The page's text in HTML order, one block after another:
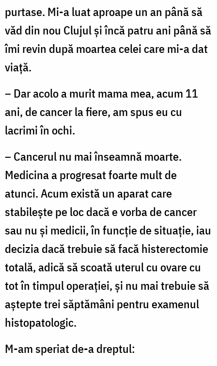
purtase. Mi-a luat aproape un an până să
văd din nou Clujul și încă patru ani până să
îmi revin după moartea celei care mi-a dat
viață.
– Dar acolo a murit mama mea, acum 11
ani, de cancer la fiere, am spus eu cu
lacrimi în ochi.
– Cancerul nu mai înseamnă moarte.
Medicina a progresat foarte mult de
atunci. Acum există un aparat care
stabilește pe loc dacă e vorba de cancer
sau nu și medicii, în funcție de situație, iau
decizia dacă trebuie să facă histerectomie
totală, adică să scoată uterul cu ovare cu
tot în timpul operației, și nu mai trebuie să
aștepte trei săptămâni pentru examenul
histopatologic.
M-am speriat de-a dreptul: